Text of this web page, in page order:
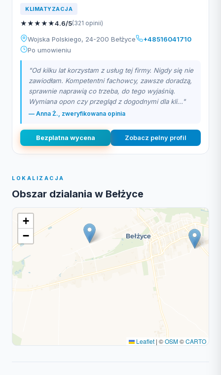
KLIMATYZACJA
★★★★★4.6/5(321 opinii)
Wojska Polskiego, 24-200 Bełżyce
+48516041710
Po umowieniu
"Od kilku lat korzystam z usług tej firmy. Nigdy się nie
zawiodłam. Kompetentni fachowcy, zawsze doradzą,
sprawnie naprawią co trzeba, do tego wyjaśnią.
Wymiana opon czy przegląd z dogodnymi dla kli..."
— Anna Ż., zweryfikowana opinia
Bezplatna wycena Zobacz pelny profil
LOKALIZACJA
Obszar dzialania w Bełżyce
+
−
Leaflet | ©OSM©CARTO